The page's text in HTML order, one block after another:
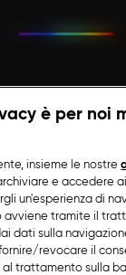
è per noi
insieme le nostre
e accedere
un'esperienza di
avviene tramite il
dati sulla
revocare il
trattamento sulla